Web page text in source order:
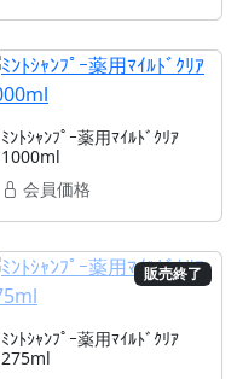
ﾐﾝﾄｼｬﾝﾌﾟｰ薬用ﾏｲﾙﾄﾞｸﾘｱ
1000ml
会員価格
販売終了
ﾐﾝﾄｼｬﾝﾌﾟｰ薬用ﾏｲﾙﾄﾞｸﾘｱ
275ml